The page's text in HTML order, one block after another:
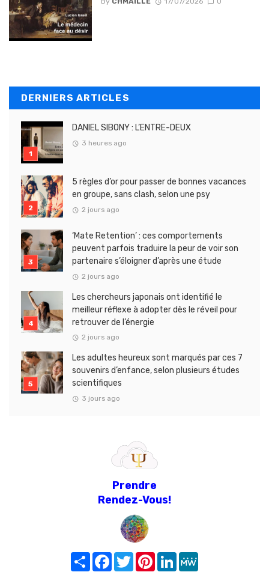
DERNIERS ARTICLES
DANIEL SIBONY : L’ENTRE-DEUX
3 heures ago
5 règles d’or pour passer de bonnes vacances
en groupe, sans clash, selon une psy
2 jours ago
‘Mate Retention’ : ces comportements
peuvent parfois traduire la peur de voir son
partenaire s’éloigner d’après une étude
2 jours ago
Les chercheurs japonais ont identifié le
meilleur réflexe à adopter dès le réveil pour
retrouver de l’énergie
2 jours ago
Les adultes heureux sont marqués par ces 7
souvenirs d’enfance, selon plusieurs études
scientifiques
3 jours ago
Prendre
Rendez-Vous!
Share FacebookTwitterPinterest
LinkedIn